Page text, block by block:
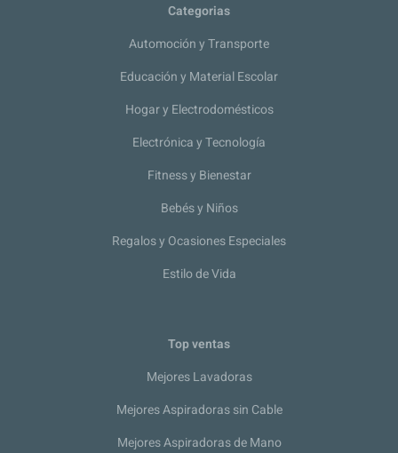
Categorias
Automoción y Transporte
Educación y Material Escolar
Hogar y Electrodomésticos
Electrónica y Tecnología
Fitness y Bienestar
Bebés y Niños
Regalos y Ocasiones Especiales
Estilo de Vida
Top ventas
Mejores Lavadoras
Mejores Aspiradoras sin Cable
Mejores Aspiradoras de Mano